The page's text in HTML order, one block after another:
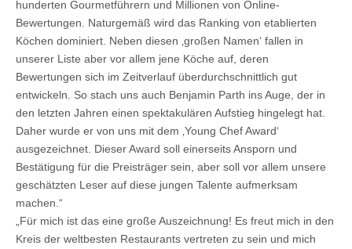
hunderten Gourmetführern und Millionen von Online-
Bewertungen. Naturgemäß wird das Ranking von etablierten
Köchen dominiert. Neben diesen ‚großen Namen‘ fallen in
unserer Liste aber vor allem jene Köche auf, deren
Bewertungen sich im Zeitverlauf überdurchschnittlich gut
entwickeln. So stach uns auch Benjamin Parth ins Auge, der in
den letzten Jahren einen spektakulären Aufstieg hingelegt hat.
Daher wurde er von uns mit dem ‚Young Chef Award‘
ausgezeichnet. Dieser Award soll einerseits Ansporn und
Bestätigung für die Preisträger sein, aber soll vor allem unsere
geschätzten Leser auf diese jungen Talente aufmerksam
machen.“
„Für mich ist das eine große Auszeichnung! Es freut mich in den
Kreis der weltbesten Restaurants vertreten zu sein und mich